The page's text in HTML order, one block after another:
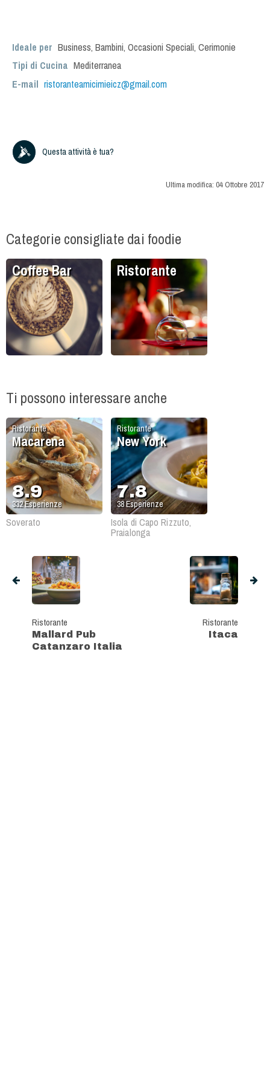
Ideale per Business, Bambini, Occasioni Speciali, Cerimonie
Tipi di Cucina Mediterranea
E-mail ristoranteamicimieicz@gmail.com
Questa attività è tua?
Ultima modifica: 04 Ottobre 2017
Categorie consigliate dai foodie
Coffee Bar Ristorante
Ti possono interessare anche
Ristorante
Macarena
8.9
332Esperienze
Soverato
Ristorante
New York
7.8
38Esperienze
Isola di Capo Rizzuto,
Praialonga
Ristorante
Mallard Pub
Catanzaro Italia
Ristorante
Itaca